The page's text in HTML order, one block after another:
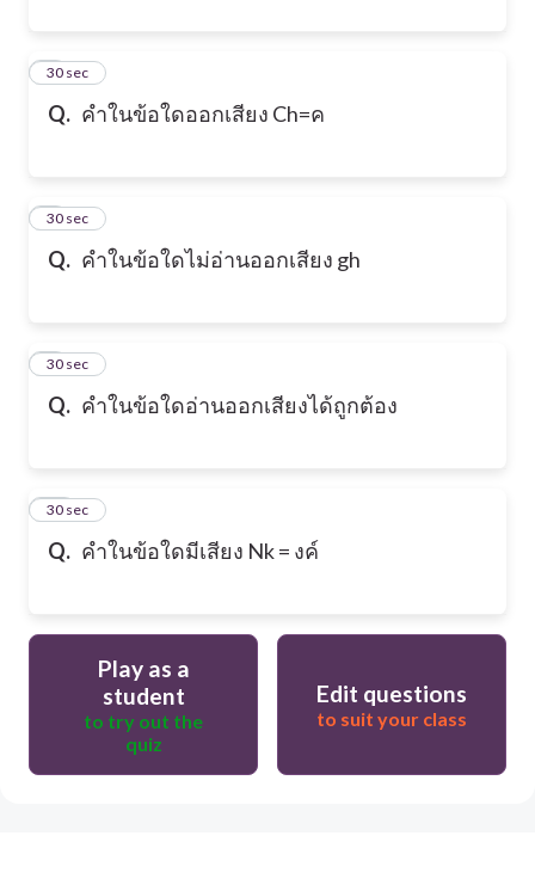
Q. คำในข้อใดออกเสียง Ch=ค
7
30 sec
Q. คำในข้อใดไม่อ่านออกเสียง gh
8
30 sec
Q. คำในข้อใดอ่านออกเสียงได้ถูกต้อง
9
30 sec
Q. คำในข้อใดมีเสียง Nk = งค์
10
30 sec
Play as a
student
to try out the
quiz
Edit questions
to suit your class